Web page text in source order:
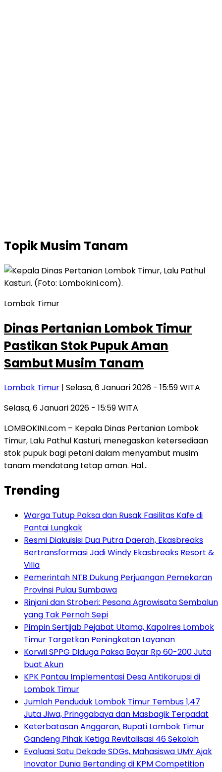
TopikMusim Tanam
Lombok Timur
Dinas Pertanian Lombok Timur
Pastikan Stok Pupuk Aman
Sambut Musim Tanam
Lombok Timur | Selasa, 6 Januari 2026 - 15:59 WITA
Selasa, 6 Januari 2026 - 15:59 WITA
LOMBOKINI.com – Kepala Dinas Pertanian Lombok
Timur, Lalu Pathul Kasturi, menegaskan ketersediaan
stok pupuk bagi petani dalam menyambut musim
tanam mendatang tetap aman. Hal…
Trending
Warga Tutup Paksa dan Rusak Fasilitas Kafe di
Pantai Lungkak
Resmi Diakuisisi Dua Putra Daerah, Ekasbreaks
Bertransformasi Jadi Windy Ekasbreaks Resort &
Villa
Pemerintah NTB Dukung Perjuangan Pemekaran
Provinsi Pulau Sumbawa
Rinjani dan Stroberi: Pesona Agrowisata Sembalun
yang Tak Pernah Sepi
Pimpin Sertijab Pejabat Utama, Kapolres Lombok
Timur Targetkan Peningkatan Layanan
Korwil SPPG Diduga Paksa Bayar Rp 60-200 Juta
buat Akun
KPK Pantau Implementasi Desa Antikorupsi di
Lombok Timur
Jumlah Penduduk Lombok Timur Tembus 1,47
Juta Jiwa, Pringgabaya dan Masbagik Terpadat
Keterbatasan Anggaran, Bupati Lombok Timur
Gandeng Pihak Ketiga Revitalisasi 46 Sekolah
Evaluasi Satu Dekade SDGs, Mahasiswa UMY Ajak
Inovator Dunia Bertanding di KPM Competition